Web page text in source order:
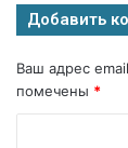
Добавить
Ваш адрес
помечены *